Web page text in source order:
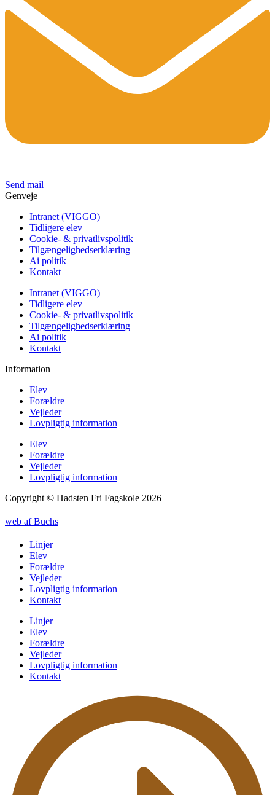
Send mail
Genveje
Intranet (VIGGO)
Tidligere elev
Cookie- & privatlivspolitik
Tilgængelighedserklæring
Ai politik
Kontakt
Intranet (VIGGO)
Tidligere elev
Cookie- & privatlivspolitik
Tilgængelighedserklæring
Ai politik
Kontakt
Information
Elev
Forældre
Vejleder
Lovpligtig information
Elev
Forældre
Vejleder
Lovpligtig information
Copyright © Hadsten Fri Fagskole 2026
web af Buchs
Linjer
Elev
Forældre
Vejleder
Lovpligtig information
Kontakt
Linjer
Elev
Forældre
Vejleder
Lovpligtig information
Kontakt